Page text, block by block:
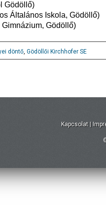
Gödöllő)
Általános Iskola, Gödöllő)
Gödöllő)
döntő, Gödöllői Kirchhofer SE
Kapcsolat |